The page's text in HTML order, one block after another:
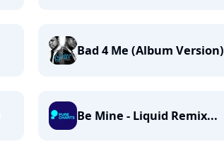
Bad 4 Me (Album Version)
Be Mine - Liquid Remix...